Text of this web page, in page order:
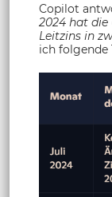
Copilot
2024 hat die
Leitzins in
ich folgende